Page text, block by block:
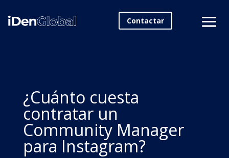
Contactar
¿Cuánto cuesta
contratar un
Community Manager
para Instagram?